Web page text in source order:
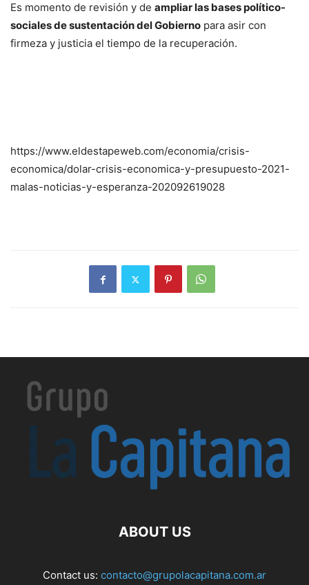
Es momento de revisión y de ampliar las bases político-
sociales de sustentación del Gobierno para asir con
firmeza y justicia el tiempo de la recuperación.
https://www.eldestapeweb.com/economia/crisis-
economica/dolar-crisis-economica-y-presupuesto-2021-
malas-noticias-y-esperanza-202092619028
ABOUT US
Contact us: contacto@grupolacapitana.com.ar